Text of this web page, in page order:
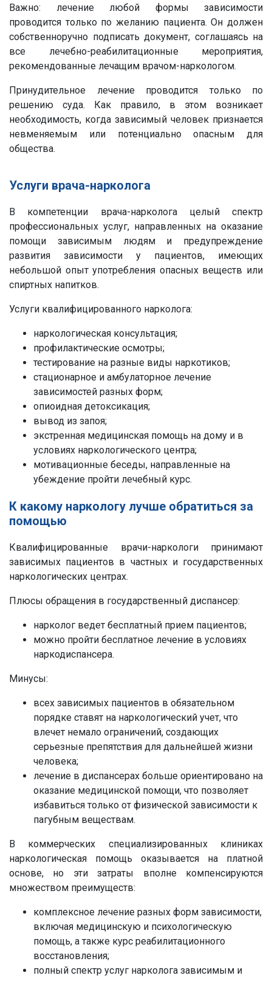
Важно: лечение любой формы зависимости
проводится только по желанию пациента. Он должен
собственноручно подписать документ, соглашаясь на
все лечебно-реабилитационные мероприятия,
рекомендованные лечащим врачом-наркологом.
Принудительное лечение проводится только по
решению суда. Как правило, в этом возникает
необходимость, когда зависимый человек признается
невменяемым или потенциально опасным для
общества.
Услуги врача-нарколога
В компетенции врача-нарколога целый спектр
профессиональных услуг, направленных на оказание
помощи зависимым людям и предупреждение
развития зависимости у пациентов, имеющих
небольшой опыт употребления опасных веществ или
спиртных напитков.
Услуги квалифицированного нарколога:
наркологическая консультация;
профилактические осмотры;
тестирование на разные виды наркотиков;
стационарное и амбулаторное лечение
зависимостей разных форм;
опиоидная детоксикация;
вывод из запоя;
экстренная медицинская помощь на дому и в
условиях наркологического центра;
мотивационные беседы, направленные на
убеждение пройти лечебный курс.
К какому наркологу лучше обратиться за
помощью
Квалифицированные врачи-наркологи принимают
зависимых пациентов в частных и государственных
наркологических центрах.
Плюсы обращения в государственный диспансер:
нарколог ведет бесплатный прием пациентов;
можно пройти бесплатное лечение в условиях
наркодиспансера.
Минусы:
всех зависимых пациентов в обязательном
порядке ставят на наркологический учет, что
влечет немало ограничений, создающих
серьезные препятствия для дальнейшей жизни
человека;
лечение в диспансерах больше ориентировано на
оказание медицинской помощи, что позволяет
избавиться только от физической зависимости к
пагубным веществам.
В коммерческих специализированных клиниках
наркологическая помощь оказывается на платной
основе, но эти затраты вполне компенсируются
множеством преимуществ:
комплексное лечение разных форм зависимости,
включая медицинскую и психологическую
помощь, а также курс реабилитационного
восстановления;
полный спектр услуг нарколога зависимым и